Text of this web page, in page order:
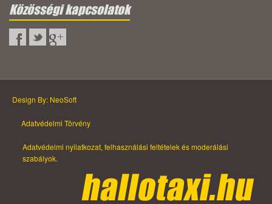
Közösségi kapcsolatok
Design By: NeoSoft
Adatvédelmi Törvény
Adatvédelmi nyilatkozat, felhasználási feltételek és moderálási
szabályok.